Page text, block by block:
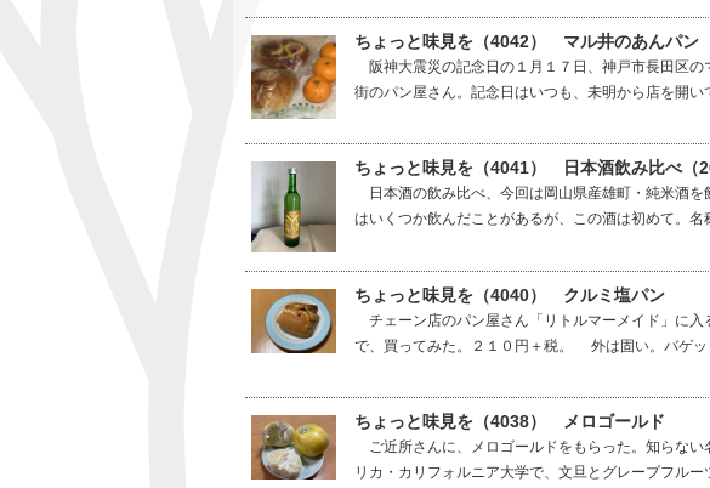
ちょっと味見を（4042） マル井のあんパン
阪神大震災の記念日の１月１７日、神戸市長田区
街のパン屋さん。記念日はいつも、未明から店を開い
ちょっと味見を（4041） 日本酒飲み比べ（
日本酒の飲み比べ、今回は岡山県産雄町・純米酒
はいくつか飲んだことがあるが、この酒は初めて。名
ちょっと味見を（4040） クルミ塩パン
チェーン店のパン屋さん「リトルマーメイド」に
で、買ってみた。２１０円＋税。 外は固い。バゲッ
ちょっと味見を（4038） メロゴールド
ご近所さんに、メロゴールドをもらった。知らな
リカ・カリフォルニア大学で、文旦とグレープフルー